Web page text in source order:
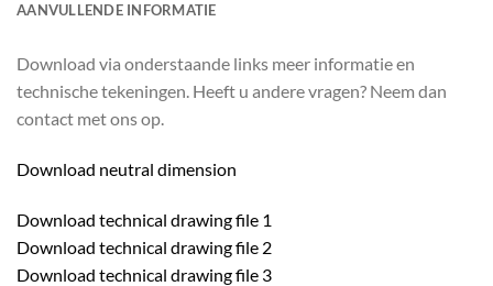
AANVULLENDE INFORMATIE
Download via onderstaande links meer informatie en
technische tekeningen. Heeft u andere vragen? Neem dan
contact met ons op.
Download neutral dimension
Download technical drawing file 1
Download technical drawing file 2
Download technical drawing file 3